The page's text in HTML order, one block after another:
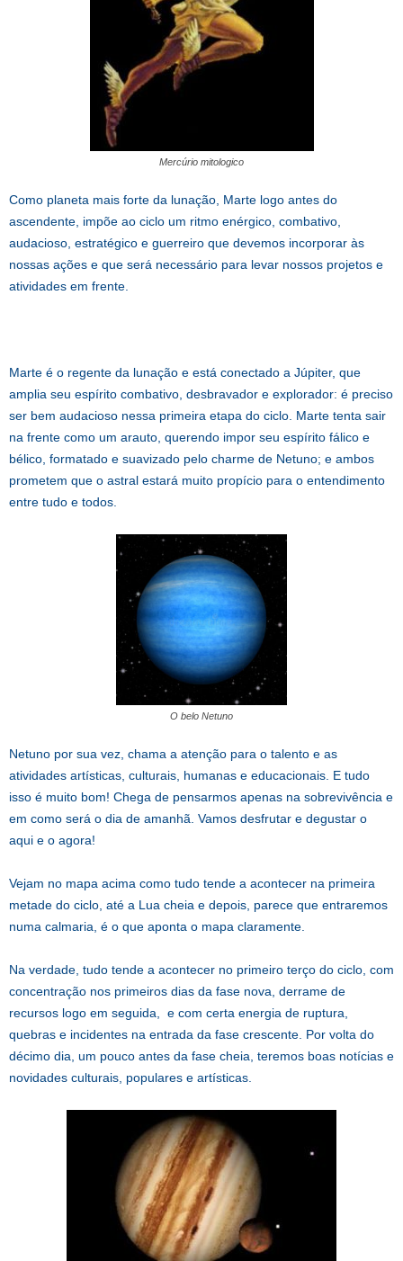
Mercúrio mitologico
Como planeta mais forte da lunação, Marte logo antes do
ascendente, impõe ao ciclo um ritmo enérgico, combativo,
audacioso, estratégico e guerreiro que devemos incorporar às
nossas ações e que será necessário para levar nossos projetos e
atividades em frente.
Marte é o regente da lunação e está conectado a Júpiter, que
amplia seu espírito combativo, desbravador e explorador: é preciso
ser bem audacioso nessa primeira etapa do ciclo. Marte tenta sair
na frente como um arauto, querendo impor seu espírito fálico e
bélico, formatado e suavizado pelo charme de Netuno; e ambos
prometem que o astral estará muito propício para o entendimento
entre tudo e todos.
O belo Netuno
Netuno por sua vez, chama a atenção para o talento e as
atividades artísticas, culturais, humanas e educacionais. E tudo
isso é muito bom! Chega de pensarmos apenas na sobrevivência e
em como será o dia de amanhã. Vamos desfrutar e degustar o
aqui e o agora!
Vejam no mapa acima como tudo tende a acontecer na primeira
metade do ciclo, até a Lua cheia e depois, parece que entraremos
numa calmaria, é o que aponta o mapa claramente.
Na verdade, tudo tende a acontecer no primeiro terço do ciclo, com
concentração nos primeiros dias da fase nova, derrame de
recursos logo em seguida, e com certa energia de ruptura,
quebras e incidentes na entrada da fase crescente. Por volta do
décimo dia, um pouco antes da fase cheia, teremos boas notícias e
novidades culturais, populares e artísticas.